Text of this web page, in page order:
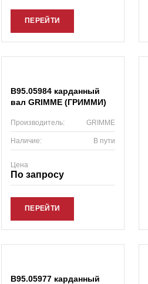
ПЕРЕЙТИ
B95.05984 карданный
вал GRIMME (ГРИММИ)
Производитель: GRIMME
Наличие: В пути
Цена
По запросу
ПЕРЕЙТИ
B95.05977 карданный